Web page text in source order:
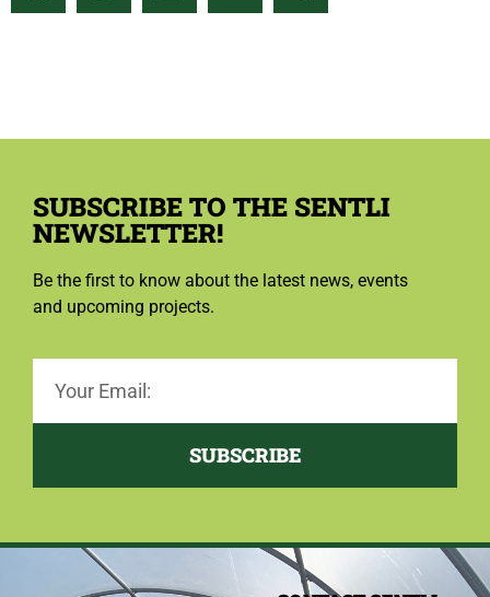
SUBSCRIBE TO THE SENTLI
NEWSLETTER!
Be the first to know about the latest news, events
and upcoming projects.
SUBSCRIBE